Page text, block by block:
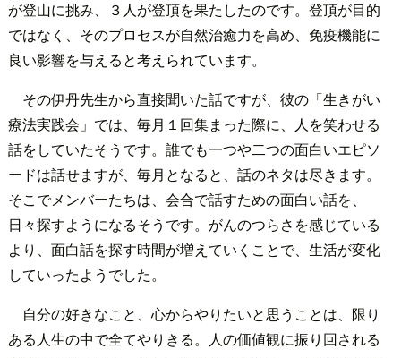
が登山に挑み、３人が登頂を果たしたのです。登頂が目的
ではなく、そのプロセスが自然治癒力を高め、免疫機能に
良い影響を与えると考えられています。
その伊丹先生から直接聞いた話ですが、彼の「生きがい
療法実践会」では、毎月１回集まった際に、人を笑わせる
話をしていたそうです。誰でも一つや二つの面白いエピソ
ードは話せますが、毎月となると、話のネタは尽きます。
そこでメンバーたちは、会合で話すための面白い話を、
日々探すようになるそうです。がんのつらさを感じている
より、面白話を探す時間が増えていくことで、生活が変化
していったようでした。
自分の好きなこと、心からやりたいと思うことは、限り
ある人生の中で全てやりきる。人の価値観に振り回される